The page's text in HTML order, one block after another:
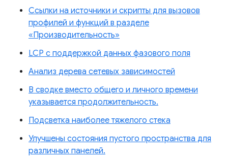
Ссылки на источники и скрипты для вызовов
профилей и функций в разделе
«Производительность»
LCP с поддержкой данных фазового поля
Анализ дерева сетевых зависимостей
В сводке вместо общего и личного времени
указывается продолжительность.
Подсветка наиболее тяжелого стека
Улучшены состояния пустого пространства для
различных панелей.